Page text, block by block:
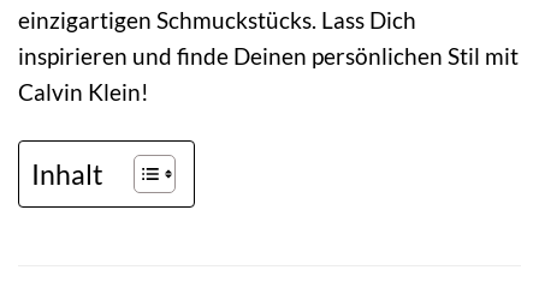
einzigartigen Schmuckstücks. Lass Dich
inspirieren und finde Deinen persönlichen Stil mit
Calvin Klein!
Inhalt